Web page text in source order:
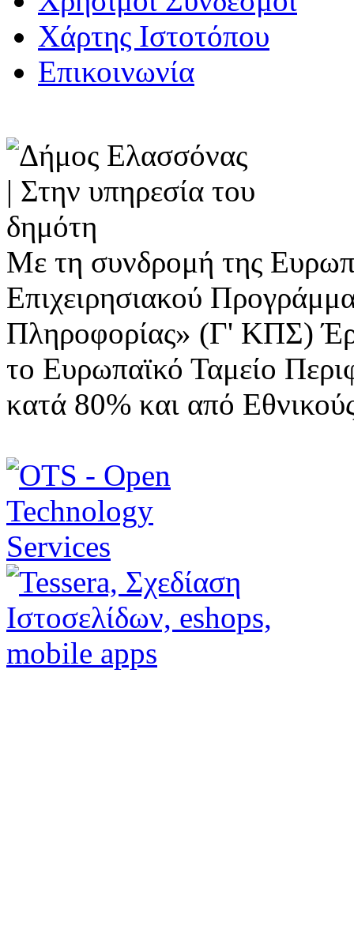
Χάρτης Ιστοτόπου
Επικοινωνία
Με τη συνδρομή της
Επιχειρησιακού
Πληροφορίας» (Γ' ΚΠΣ)
το Ευρωπαϊκό Ταμείο
κατά 80% και από